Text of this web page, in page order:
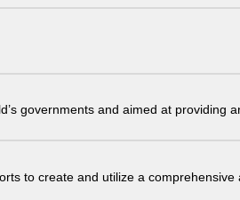
governments and aimed at providing
to create and utilize a